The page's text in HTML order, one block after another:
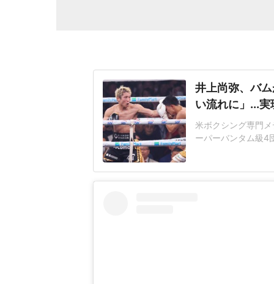
井上尚弥、バ
い流れに」...
米ボクシング専門
ーパーバンタム級4